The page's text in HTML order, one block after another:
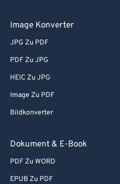
Image Konverter
JPG Zu PDF
PDF Zu JPG
HEIC Zu JPG
Image Zu PDF
Bildkonverter
Dokument & E-Book
PDF Zu WORD
EPUB Zu PDF